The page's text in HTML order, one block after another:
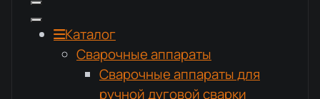
Каталог
Сварочные аппараты
Сварочные аппараты для
ручной дуговой сварки